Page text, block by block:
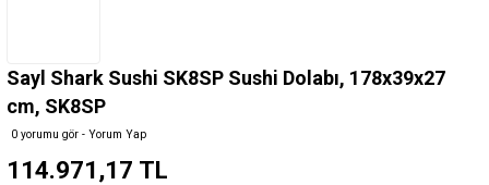
Sayl Shark Sushi SK8SP Sushi Dolabı, 178x39x27
cm, SK8SP
0 yorumu gör - Yorum Yap
114.971,17 TL